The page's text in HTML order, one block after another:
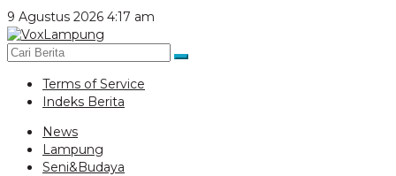
Lewati
ke
konten
9 Agustus 2026 4:17 am
Terms of Service
Indeks Berita
News
Lampung
Seni&Budaya